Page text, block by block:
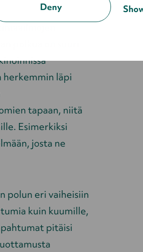
Deny
polkua on suuri
herkemmin läpi
tapaan, niitä
Esimerkiksi
josta ne
polun eri vaiheisiin
kuin kuumille,
pitäisi